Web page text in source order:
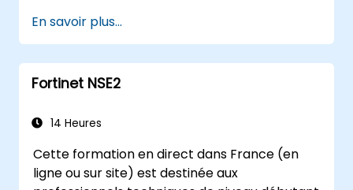
politiques via FortiManager.
Appliquer des stratégies de maintenance
préventive et dépanner les problèmes
réseau.
En savoir plus...
Fortinet NSE2
14 Heures
Cette formation en direct dans France (en
ligne ou sur site) est destinée aux